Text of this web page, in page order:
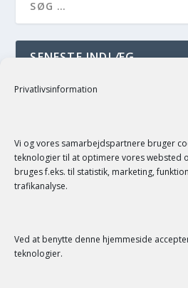
Privatlivsinformation
Vi og vores samarbejdspartnere bruger
teknologier til at optimere vores websted
bruges f.eks. til statistik, marketing,
trafikanalyse.
Ved at benytte denne hjemmeside
teknologier.
SENESTE INDLÆG
just a test
SENESTE KOMMENTARER
SERVICE